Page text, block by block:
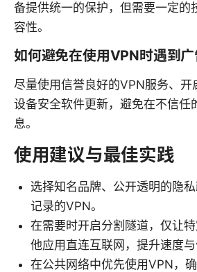
备提供统一的保护，但需要一定的
容性。
如何避免在使用VPN时遇到广
尽量使用信誉良好的VPN服务、开
设备安全软件更新，避免在不信任
息。
使用建议与最佳实践
选择知名品牌、公开透明的隐
记录的VPN。
在需要时开启分割隧道，仅让
他应用直连互联网，提升速度与
在公共网络中优先使用VPN，